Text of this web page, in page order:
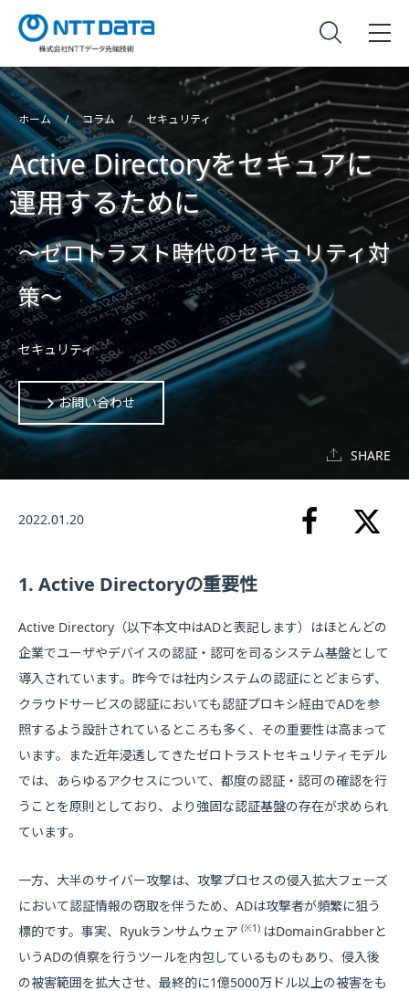
ホーム コラム セキュリティ
Active Directoryをセキュアに
運用するために
～ゼロトラスト時代のセキュリティ対
策～
セキュリティ
お問い合わせ
SHARE
2022.01.20
1. Active Directoryの重要性
Active Directory（以下本文中はADと表記します）はほとんどの
企業でユーザやデバイスの認証・認可を司るシステム基盤として
導入されています。昨今では社内システムの認証にとどまらず、
クラウドサービスの認証においても認証プロキシ経由でADを参
照するよう設計されているところも多く、その重要性は高まって
います。また近年浸透してきたゼロトラストセキュリティモデル
では、あらゆるアクセスについて、都度の認証・認可の確認を行
うことを原則としており、より強固な認証基盤の存在が求められ
ています。
一方、大半のサイバー攻撃は、攻撃プロセスの侵入拡大フェーズ
において認証情報の窃取を伴うため、ADは攻撃者が頻繁に狙う
標的です。事実、Ryukランサムウェア (※1) はDomainGrabberと
いうADの偵察を行うツールを内包しているものもあり、侵入後
の被害範囲を拡大させ、最終的に1億5000万ドル以上の被害をも